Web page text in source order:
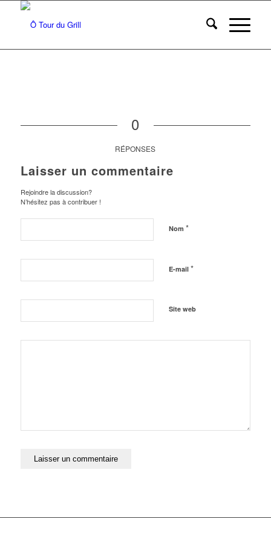
0
RÉPONSES
Laisser un commentaire
Rejoindre la discussion?
N’hésitez pas à contribuer !
Nom *
E-mail *
Site web